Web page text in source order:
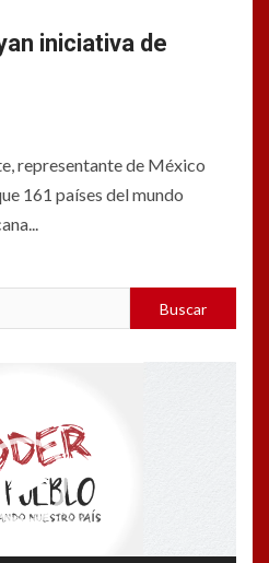
iniciativa de
representante de México
161 países del mundo